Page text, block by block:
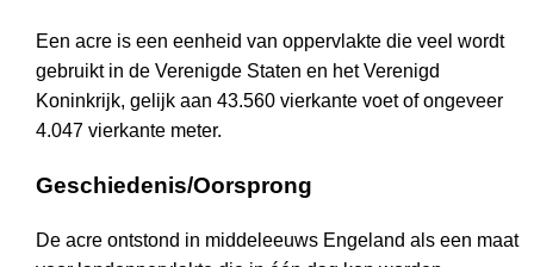
Een acre is een eenheid van oppervlakte die veel wordt
gebruikt in de Verenigde Staten en het Verenigd
Koninkrijk, gelijk aan 43.560 vierkante voet of ongeveer
4.047 vierkante meter.
Geschiedenis/Oorsprong
De acre ontstond in middeleeuws Engeland als een maat